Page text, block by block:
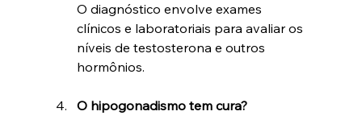
O diagnóstico envolve exames
clínicos e laboratoriais para avaliar os
níveis de testosterona e outros
hormônios.
O hipogonadismo tem cura?